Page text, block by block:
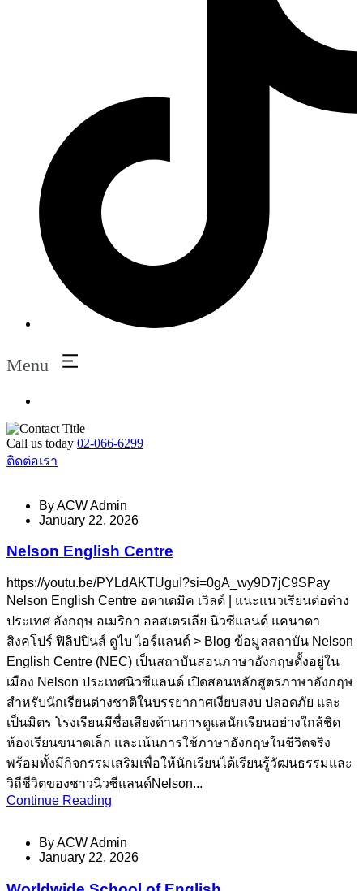
Menu
Call us today 02-066-6299
ติดต่อเรา
ByACW Admin
January 22, 2026
Nelson English Centre
https://youtu.be/PYLdAKTUguI?si=0gA_wy9D7jC9SPay
Nelson English Centre อคาเดมิค เวิลด์ | แนะแนวเรียนต่อต่าง
ประเทศ อังกฤษ อเมริกา ออสเตรเลีย นิวซีแลนด์ แคนาดา
สิงคโปร์ ฟิลิปปินส์ ดูไบ ไอร์แลนด์ > Blog ข้อมูลสถาบัน Nelson
English Centre (NEC) เป็นสถาบันสอนภาษาอังกฤษตั้งอยู่ใน
เมือง Nelson ประเทศนิวซีแลนด์ เปิดสอนหลักสูตรภาษาอังกฤษ
สำหรับนักเรียนต่างชาติในบรรยากาศเงียบสงบ ปลอดภัย และ
เป็นมิตร โรงเรียนมีชื่อเสียงด้านการดูแลนักเรียนอย่างใกล้ชิด
ห้องเรียนขนาดเล็ก และเน้นการใช้ภาษาอังกฤษในชีวิตจริง
พร้อมทั้งมีกิจกรรมเสริมเพื่อให้นักเรียนได้เรียนรู้วัฒนธรรมและ
วิถีชีวิตของชาวนิวซีแลนด์Nelson...
Continue Reading
ByACW Admin
January 22, 2026